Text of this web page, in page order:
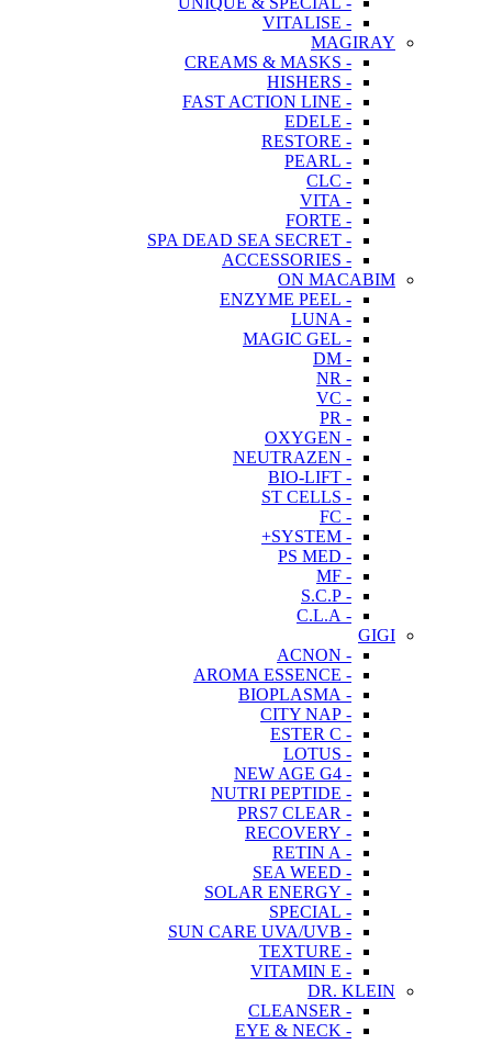
- VITALISE
MAGIRAY
- CREAMS & MASKS
- HISHERS
- FAST ACTION LINE
- EDELE
- RESTORE
- PEARL
- CLC
- VITA
- FORTE
- SPA DEAD SEA SECRET
- ACCESSORIES
ON MACABIM
- ENZYME PEEL
- LUNA
- MAGIC GEL
- DM
- NR
- VC
- PR
- OXYGEN
- NEUTRAZEN
- BIO-LIFT
- ST CELLS
- FC
- SYSTEM+
- PS MED
- MF
- S.C.P
- C.L.A
GIGI
- ACNON
- AROMA ESSENCE
- BIOPLASMA
- CITY NAP
- ESTER C
- LOTUS
- NEW AGE G4
- NUTRI PEPTIDE
- PRS7 CLEAR
- RECOVERY
- RETIN A
- SEA WEED
- SOLAR ENERGY
- SPECIAL
- SUN CARE UVA/UVB
- TEXTURE
- VITAMIN E
DR. KLEIN
- CLEANSER
- EYE & NECK